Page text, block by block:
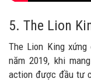
5. The Lion
The Lion King
năm 2019, khi
action được đầu tư